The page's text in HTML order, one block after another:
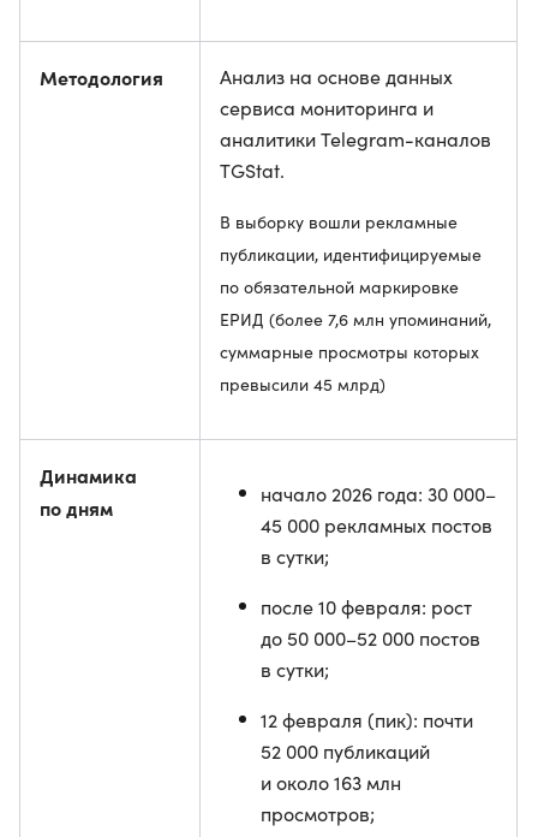
Методология
Анализ на основе данных
сервиса мониторинга и
аналитики Telegram-каналов
TGStat.
В выборку вошли рекламные
публикации, идентифицируемые
по обязательной маркировке
ЕРИД (более 7,6 млн упоминаний,
суммарные просмотры которых
превысили 45 млрд)
Динамика
по дням
начало 2026 года: 30 000–
45 000 рекламных постов
в сутки;
после 10 февраля: рост
до 50 000–52 000 постов
в сутки;
12 февраля (пик): почти
52 000 публикаций
и около 163 млн
просмотров;